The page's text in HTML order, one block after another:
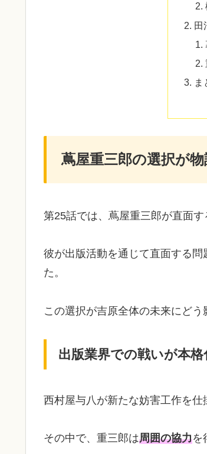
田
ま
蔦屋重三郎の選択が
第25話では、蔦屋重三郎が直面す
彼が出版活動を通じて直面する
た。
この選択が吉原全体の未来にど
出版業界での戦いが本格
西村屋与八が新たな妨害工作を仕
その中で、重三郎は周囲の協力を